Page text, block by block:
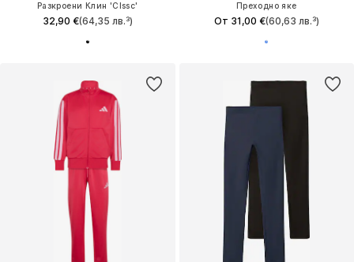
Разкроени Клин 'Clssc'
32,90 €(64,35 лв.³)
Преходно яке
От 31,00 €(60,63 лв.³)